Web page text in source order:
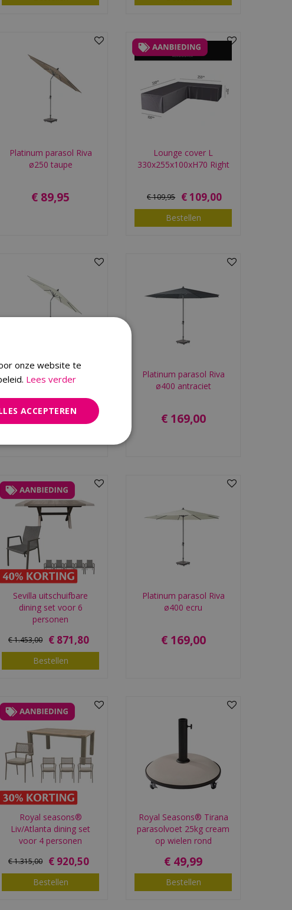
Platinum parasol Riva
ø250 taupe
€ 89,95
Lounge cover L
330x255x100xH70 Right
€109,95 €109,00
Bestellen
Platinum parasol Riva
ø250 ecru
€ 89,95
Platinum parasol Riva
ø400 antraciet
€ 169,00
Sevilla uitschuifbare
dining set voor 6
personen
€1.453,00 € 871,80
Bestellen
Platinum parasol Riva
ø400 ecru
€ 169,00
Royal seasons®
Liv/Atlanta dining set
voor 4 personen
€1.315,00 € 920,50
Bestellen
Royal Seasons® Tirana
parasolvoet 25kg cream
op wielen rond
€ 49,99
Bestellen
onze website te
Lees verder
ACCEPTEREN